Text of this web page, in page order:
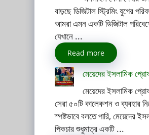
বাড়ছে ডিজিটাল স্ট্রিমিং যুগের
আমরা এমন একটি ডিজিটাল
যেখানে ...
Read more
মেয়েদের ইসলামিক
মেয়েদের ইসলামিক
সেরা ৫০টি কালেকশন ও ব্যবহার
স্পষ্টভাবে বলতে পারি, মেয়েদের
পিকচার শুধুমাত্র একটি ...